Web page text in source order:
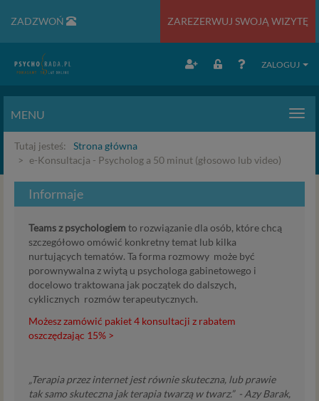
ZADZWOŃ ZAREZERWUJ SWOJĄ WIZYTĘ
ZALOGUJ
MENU
Tutaj jesteś:
Strona główna
e-Konsultacja - Psycholog a 50 minut (głosowo lub video)
Informaje
Teams z psychologiem to rozwiązanie dla osób, które chcą
szczegółowo omówić konkretny temat lub kilka
nurtujących tematów. Ta forma rozmowy może być
porownywalna z wiytą u psychologa gabinetowego i
docelowo traktowana jak początek do dalszych,
cyklicznych rozmów terapeutycznych.
Możesz zamówić pakiet 4 konsultacji z rabatem
oszczędzając 15% >
„Terapia przez internet jest równie skuteczna, lub prawie
tak samo skuteczna jak terapia twarzą w twarz.” - Azy Barak,